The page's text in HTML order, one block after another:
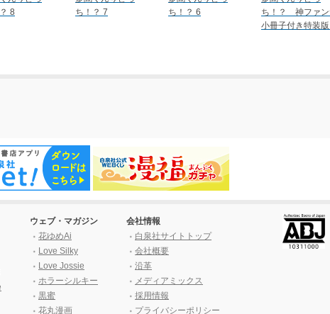
8
ち！？ 7
ち！？ 6
ち！？ 神ファ
小冊子付き特装
ウェブ・マガジン
花ゆめAi
Love Silky
Love Jossie
ホラーシルキー
黒蜜
花丸漫画
会社情報
白泉社サイトトップ
会社概要
沿革
メディアミックス
採用情報
プライバシーポリシー